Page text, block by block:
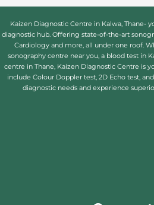
Kaizen Diagnostic Centre in Kalwa, Thane-
diagnostic hub. Offering state-of-the-art
Cardiology and more, all under one roof.
sonography centre near you, a blood test in
centre in Thane, Kaizen Diagnostic Centre is
include Colour Doppler test, 2D Echo test,
diagnostic needs and experience